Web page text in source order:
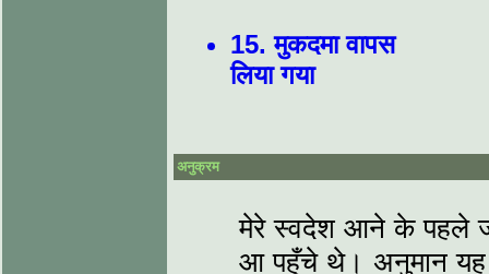
15. मुकदमा वापस
लिया गया
अनुक्रम
मेरे स्वदेश आने के पहले
आ पहुँचे थे। अनुमान यह